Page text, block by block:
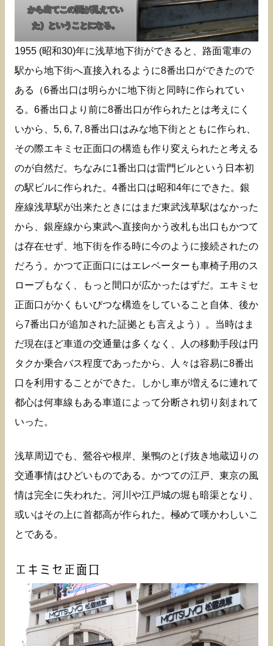
から出てこの面が見えてい
た）ということになる。
1955 (昭和30)年に浅草地下街ができると、路面電車の
駅から地下街へ直接入れるように8番出口ができたので
ある（6番出口は明らかに地下街と同時に作られてい
る。6番出口より前に8番出口が作られたとは考えにく
いから、5, 6, 7, 8番出口はみな地下街とともに作られ、
その際エキミセ正面口の構造も作り変えられたと考える
のが自然だ。ちなみに1番出口は雷門ビルという日本初
の駅ビルに作られた。4番出口は昭和4年にできた。銀
座線浅草駅が出来たときにはまだ東武浅草駅はなかった
から、銀座線から東武へ直接向かう改札も出口もかつて
は存在せず、地下街を作る時に今のように接続されたの
だろう。かつて正面口にはエレベーターも車椅子用のス
ロープもなく、もっと間口が広かったはずだ。エキミセ
正面口がかくもいびつな構造をしていること自体、後か
ら7番出口が追加された証拠とも言えよう）。当時はま
だ現在ほど車道の交通量は多くなく、人の移動手段は円
タクか乗合バス程度であったから、人々は容易に8番出
口を利用することができた。しかし車が増えるに連れて
都心は何車線もある車道によって分断され切り刻まれて
いった。
浅草周辺でも、鶯谷や根岸、巣鴨のとげ抜き地蔵辺りの
交通事情はひどいものである。かつての江戸、東京の風
情は完全に失われた。河川や江戸城の堀も暗渠となり、
或いはその上に首都高が作られた。極めて嘆かわしいこ
とである。
エキミセ正面口